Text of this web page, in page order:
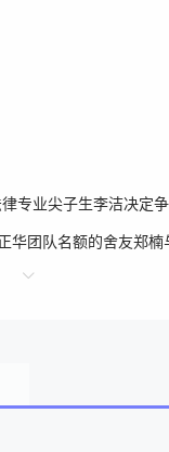
业尖子生李洁决定
团队名额的舍友郑
生，被路人救下送
李洁彻底醒悟，一